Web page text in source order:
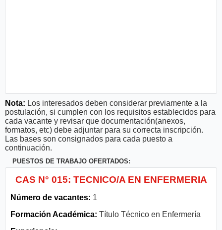
Nota: Los interesados deben considerar previamente a la
postulación, si cumplen con los requisitos establecidos para
cada vacante y revisar que documentación(anexos,
formatos, etc) debe adjuntar para su correcta inscripción.
Las bases son consignados para cada puesto a
continuación.
PUESTOS DE TRABAJO OFERTADOS:
CAS N° 015: TECNICO/A EN ENFERMERIA
Número de vacantes: 1
Formación Académica: Título Técnico en Enfermería